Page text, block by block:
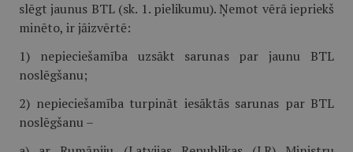
slēgt jaunus BTL (sk. 1. pielikumu). Ņemot vērā iepriekš
minēto, ir jāizvērtē:
1) nepieciešamība uzsākt sarunas par jaunu BTL
noslēgšanu;
2) nepieciešamība turpināt iesāktās sarunas par BTL
noslēgšanu –